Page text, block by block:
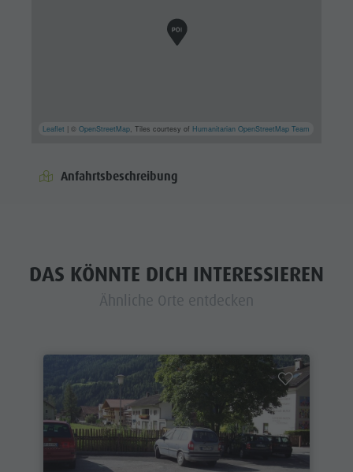
Leaflet | ©OpenStreetMap, Tiles courtesy of Humanitarian OpenStreetMap Team
Anfahrtsbeschreibung
DAS KÖNNTE DICH INTERESSIEREN
Ähnliche Orte entdecken